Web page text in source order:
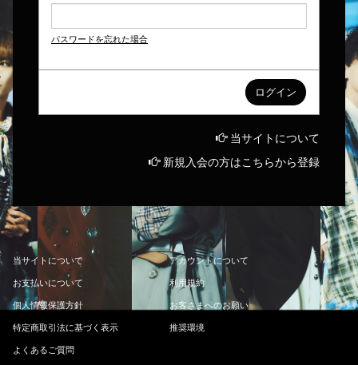
パスワードを忘れた場合
当サイトについて
新規入会の方はこちらから登録
当サイ ト について アカウントについて
お支払いについて 利用規約
個人情報保護方針 お客さまへのお願い
特定商取引法に基づく 表示 推奨環境
よ く あるご質問